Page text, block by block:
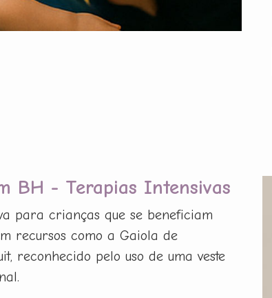
BH - Terapias Intensivas
para crianças que se beneficiam
recursos como a Gaiola de
reconhecido pelo uso de uma veste